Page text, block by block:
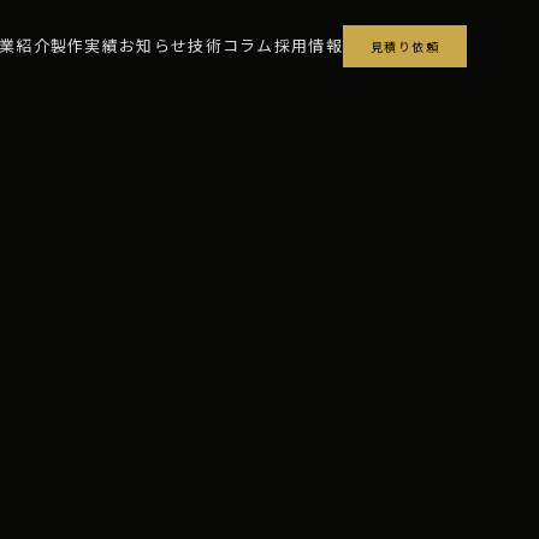
紹介製作実績お知らせ技術コラム採用情報 見積り依頼